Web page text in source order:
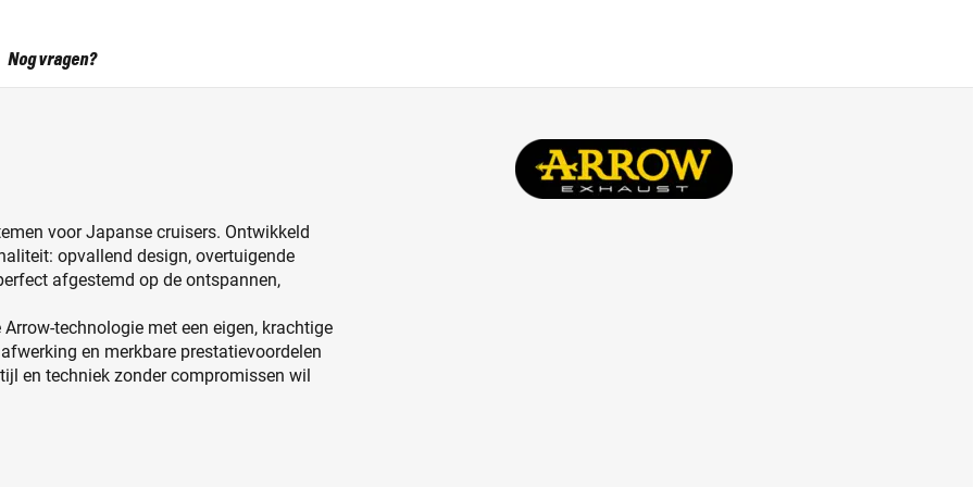
voor Japanse cruisers. Ontwikkeld
opvallend design, overtuigende
afgestemd op de ontspannen,
technologie met een eigen, krachtige
en merkbare prestatievoordelen
en techniek zonder compromissen wil
Nog vragen?